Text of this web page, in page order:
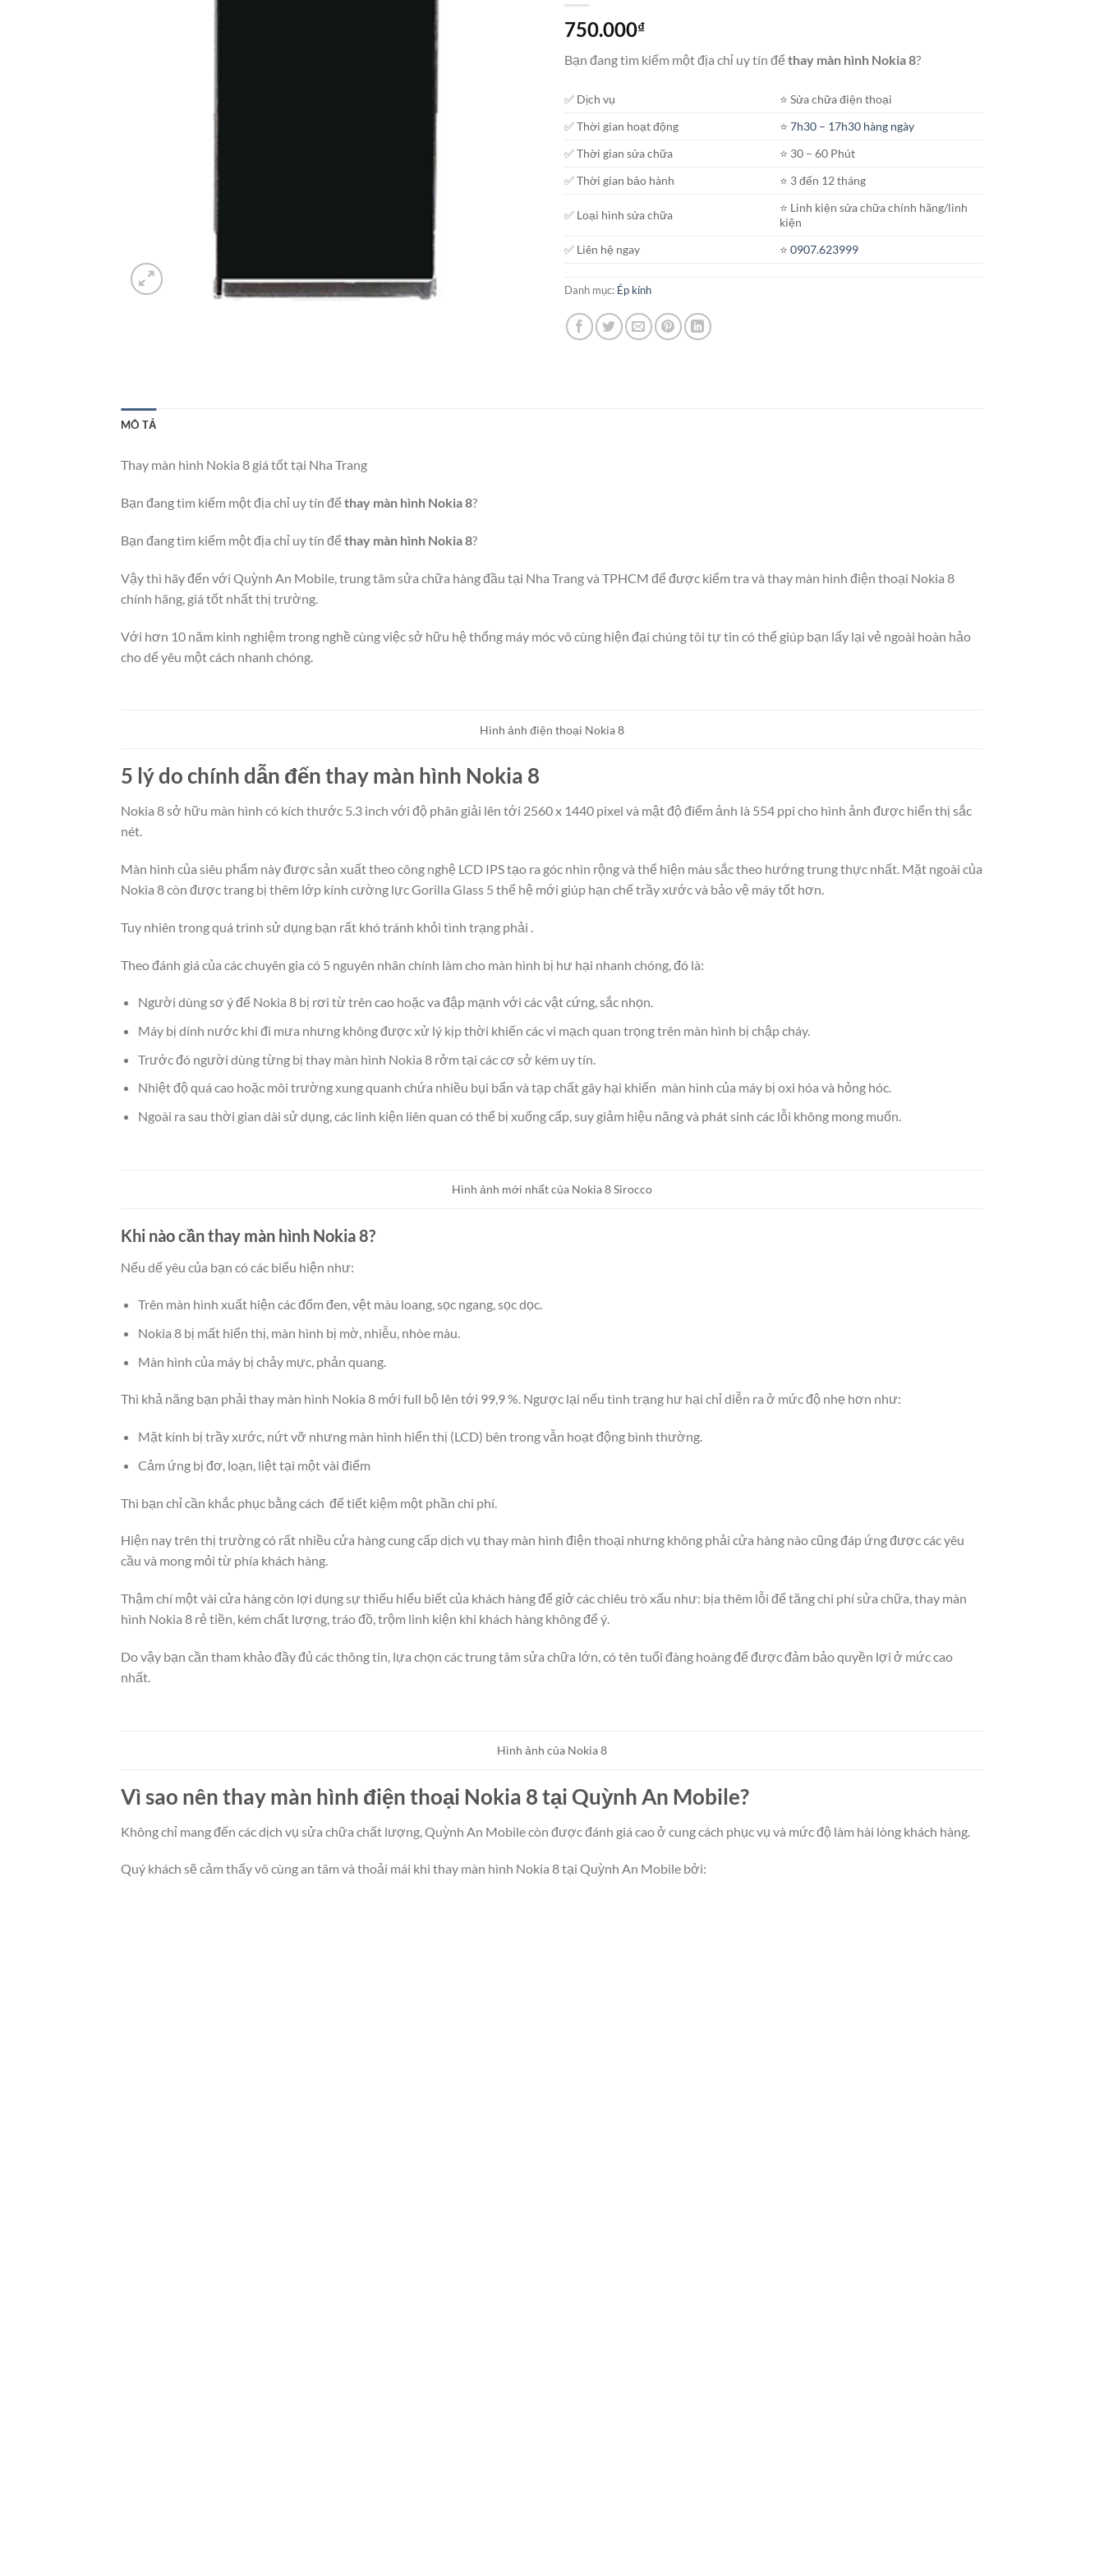
750.000₫
Bạn đang tìm kiếm một địa chỉ uy tín để thay màn hình Nokia 8?
✅ Dịch vụ
⭐️ Sửa chữa điện thoại
✅ Thời gian hoạt động
⭐️7h30 – 17h30 hàng ngày
✅ Thời gian sửa chữa
⭐️ 30 – 60 Phút
✅ Thời gian bảo hành
⭐️ 3 đến 12 tháng
✅ Loại hình sửa chữa
⭐️ Linh kiện sửa chữa chính hãng/linh
kiện
✅ Liên hệ ngay
⭐️0907.623999
Danh mục: Ép kính
MÔ TẢ
Thay màn hình Nokia 8 giá tốt tại Nha Trang
Bạn đang tìm kiếm một địa chỉ uy tín để thay màn hình Nokia 8?
Bạn đang tìm kiếm một địa chỉ uy tín để thay màn hình Nokia 8?
Vậy thì hãy đến với Quỳnh An Mobile, trung tâm sửa chữa hàng đầu tại Nha Trang và TPHCM để được kiểm tra và thay màn hình điện thoại Nokia 8
chính hãng, giá tốt nhất thị trường.
Với hơn 10 năm kinh nghiệm trong nghề cùng việc sở hữu hệ thống máy móc vô cùng hiện đại chúng tôi tự tin có thể giúp bạn lấy lại vẻ ngoài hoàn hảo
cho dế yêu một cách nhanh chóng.
Hình ảnh điện thoại Nokia 8
5 lý do chính dẫn đến thay màn hình Nokia 8
Nokia 8 sở hữu màn hình có kích thước 5.3 inch với độ phân giải lên tới 2560 x 1440 pixel và mật độ điểm ảnh là 554 ppi cho hình ảnh được hiển thị sắc
nét.
Màn hình của siêu phẩm này được sản xuất theo công nghệ LCD IPS tạo ra góc nhìn rộng và thể hiện màu sắc theo hướng trung thực nhất. Mặt ngoài của
Nokia 8 còn được trang bị thêm lớp kính cường lực Gorilla Glass 5 thế hệ mới giúp hạn chế trầy xước và bảo vệ máy tốt hơn.
Tuy nhiên trong quá trình sử dụng bạn rất khó tránh khỏi tình trạng phải .
Theo đánh giá của các chuyên gia có 5 nguyên nhân chính làm cho màn hình bị hư hại nhanh chóng, đó là:
Người dùng sơ ý để Nokia 8 bị rơi từ trên cao hoặc va đập mạnh với các vật cứng, sắc nhọn.
Máy bị dính nước khi đi mưa nhưng không được xử lý kịp thời khiến các vi mạch quan trọng trên màn hình bị chập cháy.
Trước đó người dùng từng bị thay màn hình Nokia 8 rởm tại các cơ sở kém uy tín.
Nhiệt độ quá cao hoặc môi trường xung quanh chứa nhiều bụi bẩn và tạp chất gây hại khiến màn hình của máy bị oxi hóa và hỏng hóc.
Ngoài ra sau thời gian dài sử dụng, các linh kiện liên quan có thể bị xuống cấp, suy giảm hiệu năng và phát sinh các lỗi không mong muốn.
Hình ảnh mới nhất của Nokia 8 Sirocco
Khi nào cần thay màn hình Nokia 8?
Nếu dế yêu của bạn có các biểu hiện như:
Trên màn hình xuất hiện các đốm đen, vệt màu loang, sọc ngang, sọc dọc.
Nokia 8 bị mất hiển thị, màn hình bị mờ, nhiễu, nhòe màu.
Màn hình của máy bị chảy mực, phản quang.
Thì khả năng bạn phải thay màn hình Nokia 8 mới full bộ lên tới 99,9 %. Ngược lại nếu tình trạng hư hại chỉ diễn ra ở mức độ nhẹ hơn như:
Mặt kính bị trầy xước, nứt vỡ nhưng màn hình hiển thị (LCD) bên trong vẫn hoạt động bình thường.
Cảm ứng bị đơ, loạn, liệt tại một vài điểm
Thì bạn chỉ cần khắc phục bằng cách để tiết kiệm một phần chi phí.
Hiện nay trên thị trường có rất nhiều cửa hàng cung cấp dịch vụ thay màn hình điện thoại nhưng không phải cửa hàng nào cũng đáp ứng được các yêu
cầu và mong mỏi từ phía khách hàng.
Thậm chí một vài cửa hàng còn lợi dụng sự thiếu hiểu biết của khách hàng để giở các chiêu trò xấu như: bịa thêm lỗi để tăng chi phí sửa chữa, thay màn
hình Nokia 8 rẻ tiền, kém chất lượng, tráo đồ, trộm linh kiện khi khách hàng không để ý.
Do vậy bạn cần tham khảo đầy đủ các thông tin, lựa chọn các trung tâm sửa chữa lớn, có tên tuổi đàng hoàng để được đảm bảo quyền lợi ở mức cao
nhất.
Hình ảnh của Nokia 8
Vì sao nên thay màn hình điện thoại Nokia 8 tại Quỳnh An Mobile?
Không chỉ mang đến các dịch vụ sửa chữa chất lượng, Quỳnh An Mobile còn được đánh giá cao ở cung cách phục vụ và mức độ làm hài lòng khách hàng.
Quý khách sẽ cảm thấy vô cùng an tâm và thoải mái khi thay màn hình Nokia 8 tại Quỳnh An Mobile bởi: